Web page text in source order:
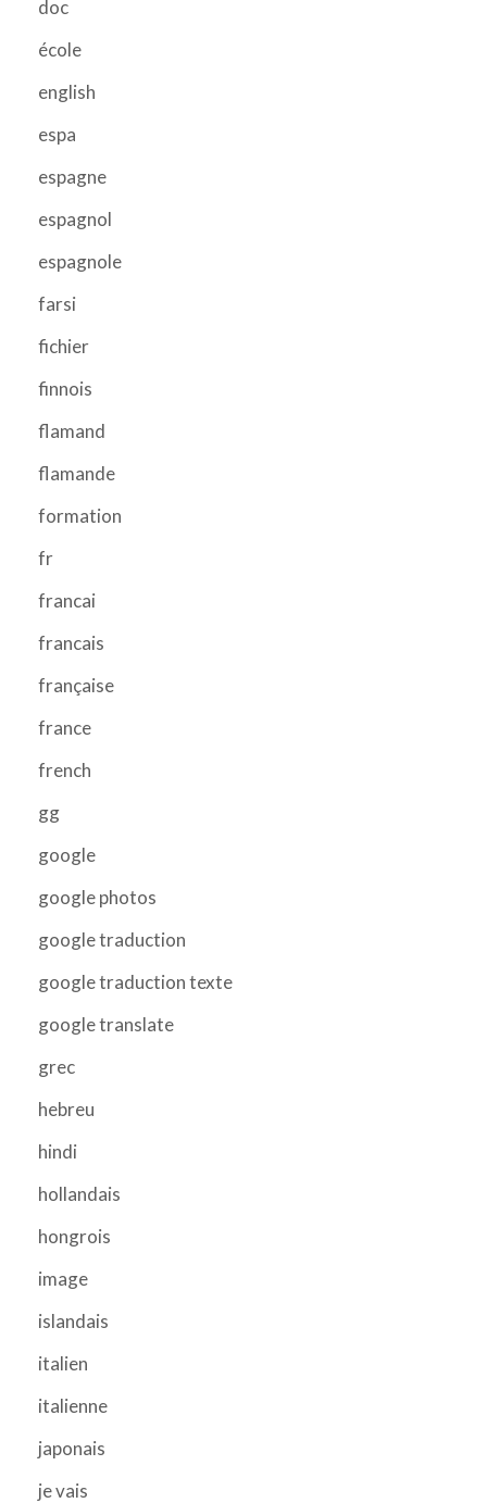
doc
école
english
espa
espagne
espagnol
espagnole
farsi
fichier
finnois
flamand
flamande
formation
fr
francai
francais
française
france
french
gg
google
google photos
google traduction
google traduction texte
google translate
grec
hebreu
hindi
hollandais
hongrois
image
islandais
italien
italienne
japonais
je vais